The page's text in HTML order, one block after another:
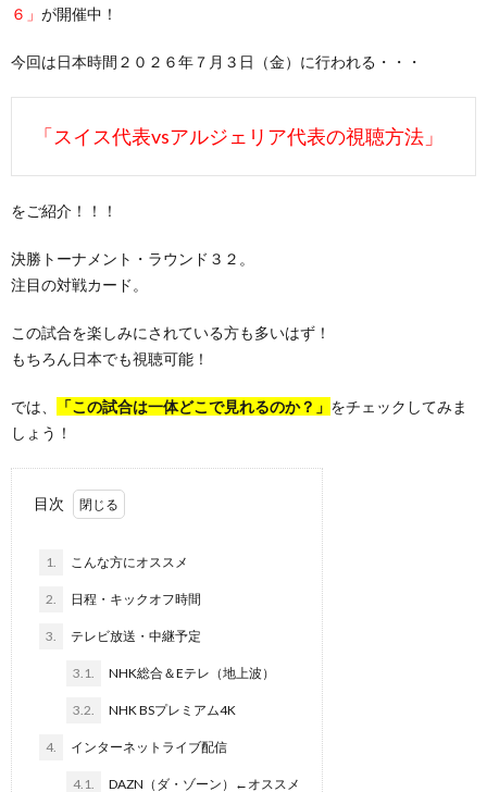
６」 が開催中！
今回は日本時間２０２６年７月３日（金）に行われる・・・
「スイス代表vsアルジェリア代表の視聴方法」
をご紹介！！！
決勝トーナメント・ラウンド３２。
注目の対戦カード。
この試合を楽しみにされている方も多いはず！
もちろん日本でも視聴可能！
では、 「この試合は一体どこで見れるのか？」 をチェックしてみま
しょう！
目次
1. こんな方にオススメ
2. 日程・キックオフ時間
3. テレビ放送・中継予定
3.1. NHK総合＆Eテレ（地上波）
3.2. NHK BSプレミアム4K
4. インターネットライブ配信
4.1. DAZN（ダ・ゾーン）←オススメ